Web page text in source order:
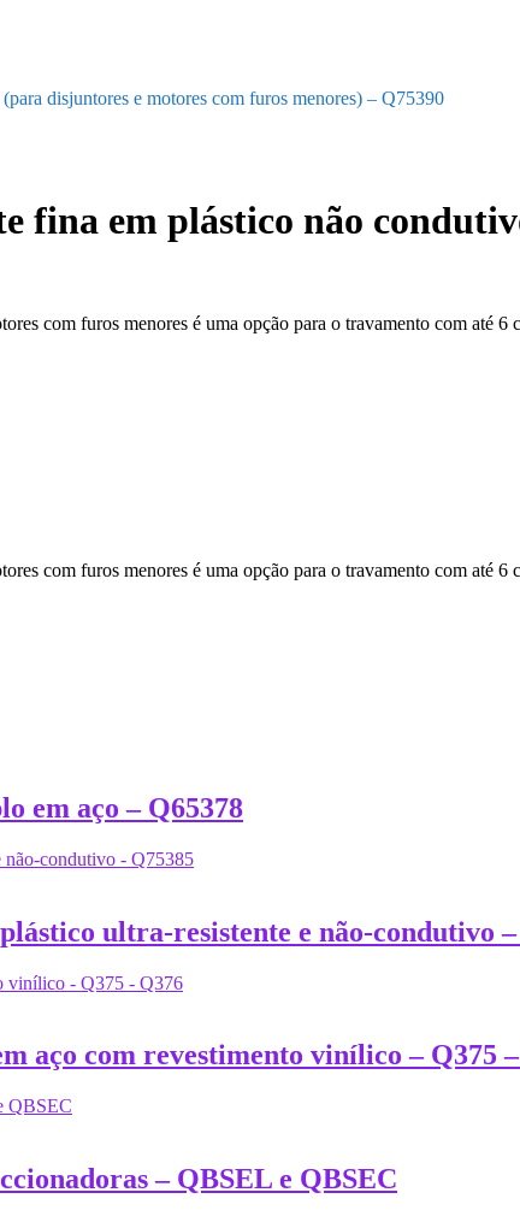
disjuntores e motores com furos menores) – Q75390
fina em plástico não
com furos menores é uma opção para o travamento com até
com furos menores é uma opção para o travamento com até
em aço – Q65378
ultra-resistente e não-condutivo –
aço com revestimento vinílico – Q375
– QBSEL e QBSEC